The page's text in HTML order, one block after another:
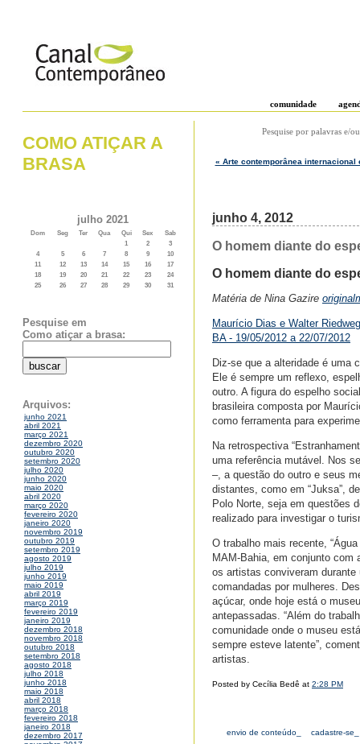
comunidade
COMO ATIÇAR A
BRASA
julho 2021
Dom Seg Ter Qua Qui Sex
Sab
1
2
3
4
5 6 7 8 9
10
11
12 13 14 15 16
17
18
19 20 21 22 23
24
25
26 27 28 29 30 31
Pesquise em
Como atiçar a brasa:
Arquivos:
junho 2021
abril 2021
março 2021
dezembro 2020
outubro 2020
setembro 2020
julho 2020
junho 2020
maio 2020
abril 2020
março 2020
fevereiro 2020
janeiro 2020
novembro 2019
outubro 2019
setembro 2019
agosto 2019
julho 2019
junho 2019
maio 2019
abril 2019
março 2019
fevereiro 2019
janeiro 2019
dezembro 2018
novembro 2018
outubro 2018
setembro 2018
agosto 2018
julho 2018
junho 2018
maio 2018
abril 2018
março 2018
fevereiro 2018
janeiro 2018
dezembro 2017
Pesquise por palavras e/
« Arte contemporânea internacional
junho 4, 2012
O homem diante do
O homem diante do
Matéria de Nina Gazire
Maurício Dias e Walter
BA - 19/05/2012 a 22/07/2012
Diz-se que a alteridade é uma
Ele é sempre um reflexo,
outro. A figura do espelho
brasileira composta por
como ferramenta para
Na retrospectiva
uma referência mutável. Nos
–, a questão do outro e seus
distantes, como em “Juksa”,
Polo Norte, seja em questões
realizado para investigar o
O trabalho mais recente,
MAM-Bahia, em conjunto com
os artistas conviveram
comandadas por mulheres.
açúcar, onde hoje está o
antepassadas. “Além do
comunidade onde o museu
sempre esteve latente”,
artistas.
Posted by Cecília Bedê at 2:28 PM
envio de conteúdo_ cadastre-se_